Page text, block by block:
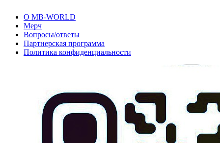
О MB-WORLD
Мерч
Вопросы/ответы
Партнерская программа
Политика конфиденциальности